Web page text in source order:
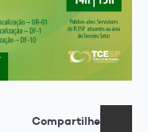
Compartilhe